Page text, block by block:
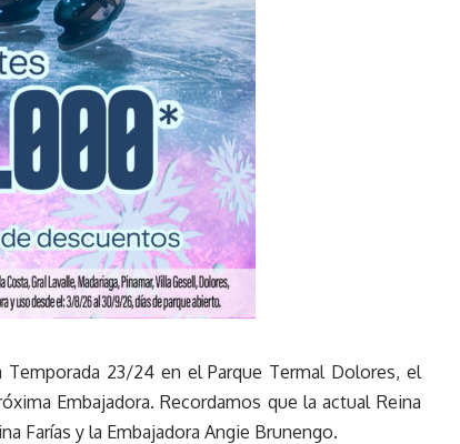
23/24 en el Parque Termal Dolores, el
Embajadora. Recordamos que la actual Reina
Farías y la Embajadora Angie Brunengo.